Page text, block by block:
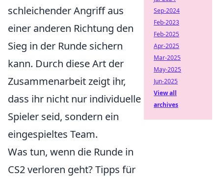
schleichender Angriff aus
einer anderen Richtung den
Sieg in der Runde sichern
kann. Durch diese Art der
Zusammenarbeit zeigt ihr,
dass ihr nicht nur individuelle
Spieler seid, sondern ein
eingespieltes Team.
Was tun, wenn die Runde in
CS2 verloren geht? Tipps für
Sep-2024
Feb-2023
Feb-2025
Apr-2025
Mar-2025
May-2025
Jun-2025
View all
archives